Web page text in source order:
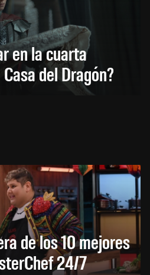
en la cuarta
del Dragón?
de los 10 mejores
24/7